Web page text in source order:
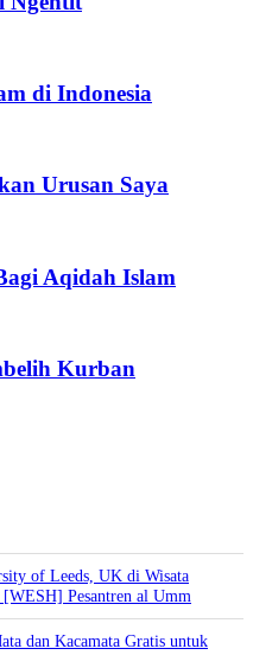
di Indonesia
Urusan Saya
Aqidah Islam
Kurban
of Leeds, UK di Wisata
Pesantren al Umm
dan Kacamata Gratis untuk